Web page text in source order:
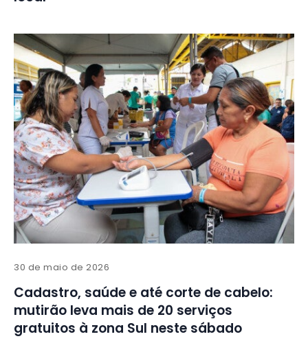
30 de maio de 2026
Cadastro, saúde e até corte de cabelo:
mutirão leva mais de 20 serviços
gratuitos à zona Sul neste sábado